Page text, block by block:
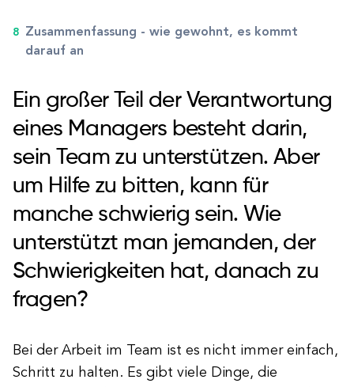
Zusammenfassung - wie gewohnt, es kommt
darauf an
Ein großer Teil der Verantwortung
eines Managers besteht darin,
sein Team zu unterstützen. Aber
um Hilfe zu bitten, kann für
manche schwierig sein. Wie
unterstützt man jemanden, der
Schwierigkeiten hat, danach zu
fragen?
Bei der Arbeit im Team ist es nicht immer einfach,
Schritt zu halten. Es gibt viele Dinge, die